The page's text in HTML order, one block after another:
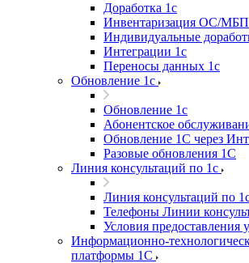
Доработка 1с
Инвентаризация ОС/МБП
Индивидуальные
Интеграции 1с
Переносы данных 1с
Обновление 1с
Обновление 1с
Абонентское
Обновление 1С через
Разовые обновления 1С
Линия консультаций по 1с
Линия консультаций по
Телефоны Линии
Условия предоставления
Информационно-
платформы 1С